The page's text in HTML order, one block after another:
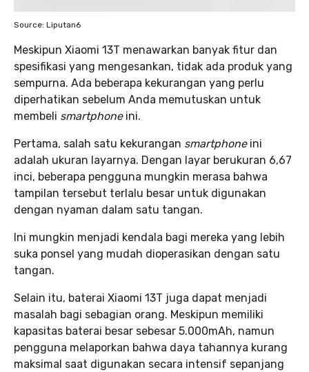
Source: Liputan6
Meskipun Xiaomi 13T menawarkan banyak fitur dan
spesifikasi yang mengesankan, tidak ada produk yang
sempurna. Ada beberapa kekurangan yang perlu
diperhatikan sebelum Anda memutuskan untuk
membeli smartphone ini.
Pertama, salah satu kekurangan smartphoneini
adalah ukuran layarnya. Dengan layar berukuran 6,67
inci, beberapa pengguna mungkin merasa bahwa
tampilan tersebut terlalu besar untuk digunakan
dengan nyaman dalam satu tangan.
Ini mungkin menjadi kendala bagi mereka yang lebih
suka ponsel yang mudah dioperasikan dengan satu
tangan.
Selain itu, baterai Xiaomi 13T juga dapat menjadi
masalah bagi sebagian orang. Meskipun memiliki
kapasitas baterai besar sebesar 5.000mAh, namun
pengguna melaporkan bahwa daya tahannya kurang
maksimal saat digunakan secara intensif sepanjang